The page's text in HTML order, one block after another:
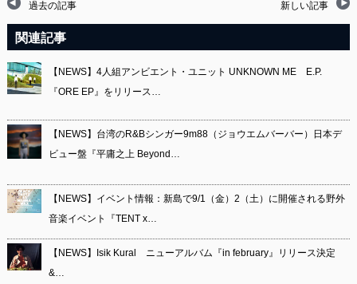
過去の記事 新しい記事
関連記事
【NEWS】4人組アンビエント・ユニット UNKNOWN ME E.P.
『ORE EP』をリリース…
【NEWS】台湾のR&Bシンガー9m88（ジョウエムバーバー）日本デ
ビュー盤『平庸之上 Beyond…
【NEWS】イベント情報：新島で9/1（金）2（土）に開催される野外
音楽イベント『TENT x…
【NEWS】Isik Kural ニューアルバム『in february』リリース決定
&…